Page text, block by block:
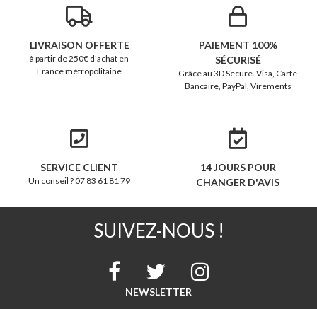
LIVRAISON OFFERTE
à partir de 250€ d'achat en
France métropolitaine
PAIEMENT 100%
SÉCURISÉ
Grâce au 3D Secure. Visa, Carte
Bancaire, PayPal, Virements
SERVICE CLIENT
Un conseil ? 07 83 61 81 79
14 JOURS POUR
CHANGER D'AVIS
SUIVEZ-NOUS !
NEWSLETTER